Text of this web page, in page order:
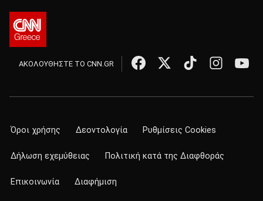
ΑΚΟΛΟΥΘΗΣΤΕ ΤΟ CNN.GR
Όροι χρήσης Δεοντολογία Ρυθμίσεις Cookies
Δήλωση εχεμύθειας Πολιτική κατά της Διαφθοράς
Επικοινωνία Διαφήμιση